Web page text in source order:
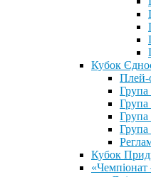
Кубок
Група
Кубок